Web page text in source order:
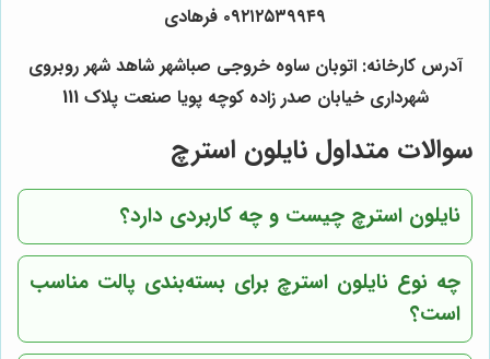
۰۹۲۱۲۵۳۹۹۴۹ فرهادی
آدرس کارخانه: اتوبان ساوه خروجی صباشهر شاهد شهر روبروی
شهرداری خیابان صدر زاده کوچه پویا صنعت پلاک 111
سوالات متداول نایلون استرچ
نایلون استرچ چیست و چه کاربردی دارد؟
چه نوع نایلون استرچ برای بسته‌بندی پالت مناسب
است؟